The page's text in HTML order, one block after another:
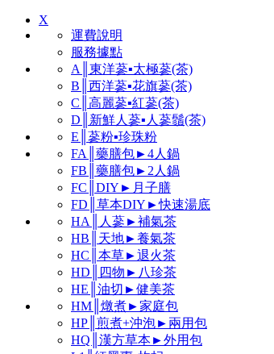
X
運費說明
服務據點
A║東洋蔘▪太極蔘(茶)
B║西洋蔘▪花旗蔘(茶)
C║高麗蔘▪紅蔘(茶)
D║新鮮人蔘▪人蔘鬚(茶)
E║蔘粉▪珍珠粉
FA║藥膳包►4人鍋
FB║藥膳包►2人鍋
FC║DIY►月子膳
FD║草本DIY►快速湯底
HA║人蔘►補氣茶
HB║天地►養氣茶
HC║本草►退火茶
HD║四物►八珍茶
HE║油切►健美茶
HM║燉煮►家庭包
HP║煎煮+沖泡►兩用包
HQ║漢方草本►外用包